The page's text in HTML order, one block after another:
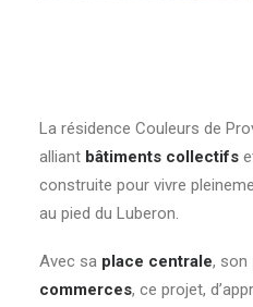
La résidence Couleurs de
alliant bâtiments collectifs
construite pour vivre
au pied du Luberon.
Avec sa place centrale, son
commerces, ce projet,